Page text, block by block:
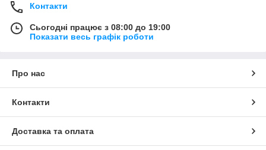
Контакти
Сьогодні працює з 08:00 до 19:00
Показати весь графік роботи
Про нас
Контакти
Доставка та оплата